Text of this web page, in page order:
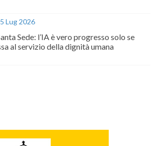
Lug 2026
Sede: l’IA è vero progresso solo se
al servizio della dignità umana